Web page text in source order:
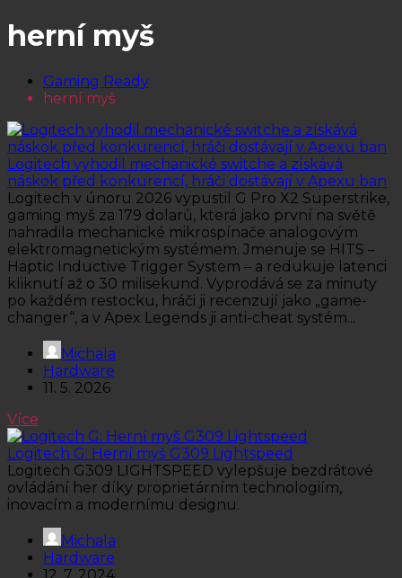
herní myš
Gaming Ready
herní myš
Logitech vyhodil mechanické switche a získává
náskok před konkurencí, hráči dostávají v Apexu ban
Logitech v únoru 2026 vypustil G Pro X2 Superstrike,
gaming myš za 179 dolarů, která jako první na světě
nahradila mechanické mikrospínače analogovým
elektromagnetickým systémem. Jmenuje se HITS –
Haptic Inductive Trigger System – a redukuje latenci
kliknutí až o 30 milisekund. Vyprodává se za minuty
po každém restocku, hráči ji recenzují jako „game-
changer“, a v Apex Legends ji anti-cheat systém...
Michala
Hardware
11. 5. 2026
Více
Logitech G: Herní myš G309 Lightspeed
Logitech G309 LIGHTSPEED vylepšuje bezdrátové
ovládání her díky proprietárním technologiím,
inovacím a modernímu designu.
Michala
Hardware